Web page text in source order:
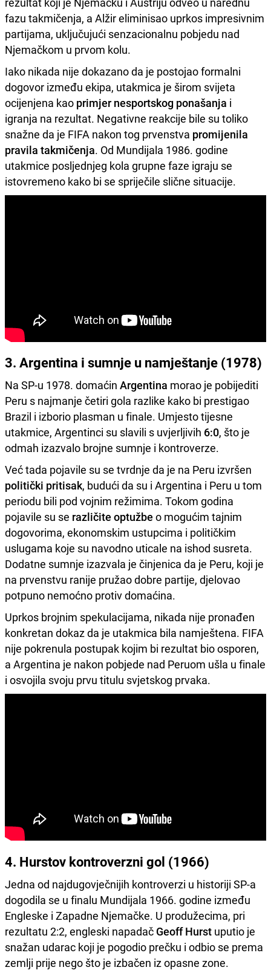
fazu takmičenja, a Alžir eliminisao uprkos impresivnim
partijama, uključujući senzacionalnu pobjedu nad
Njemačkom u prvom kolu.
Iako nikada nije dokazano da je postojao formalni
dogovor između ekipa, utakmica je širom svijeta
ocijenjena kao primjer nesportskog ponašanja i
igranja na rezultat. Negativne reakcije bile su toliko
snažne da je FIFA nakon tog prvenstva promijenila
pravila takmičenja. Od Mundijala 1986. godine
utakmice posljednjeg kola grupne faze igraju se
istovremeno kako bi se spriječile slične situacije.
3. Argentina i sumnje u namještanje (1978)
Na SP-u 1978. domaćin Argentina morao je pobijediti
Peru s najmanje četiri gola razlike kako bi prestigao
Brazil i izborio plasman u finale. Umjesto tijesne
utakmice, Argentinci su slavili s uvjerljivih 6:0, što je
odmah izazvalo brojne sumnje i kontroverze.
Već tada pojavile su se tvrdnje da je na Peru izvršen
politički pritisak, budući da su i Argentina i Peru u tom
periodu bili pod vojnim režimima. Tokom godina
pojavile su se različite optužbe o mogućim tajnim
dogovorima, ekonomskim ustupcima i političkim
uslugama koje su navodno uticale na ishod susreta.
Dodatne sumnje izazvala je činjenica da je Peru, koji je
na prvenstvu ranije pružao dobre partije, djelovao
potpuno nemoćno protiv domaćina.
Uprkos brojnim spekulacijama, nikada nije pronađen
konkretan dokaz da je utakmica bila namještena. FIFA
nije pokrenula postupak kojim bi rezultat bio osporen,
a Argentina je nakon pobjede nad Peruom ušla u finale
i osvojila svoju prvu titulu svjetskog prvaka.
4. Hurstov kontroverzni gol (1966)
Jedna od najdugovječnijih kontroverzi u historiji SP-a
dogodila se u finalu Mundijala 1966. godine između
Engleske i Zapadne Njemačke. U produžecima, pri
rezultatu 2:2, engleski napadač Geoff Hurst uputio je
snažan udarac koji je pogodio prečku i odbio se prema
zemlji prije nego što je izbačen iz opasne zone.